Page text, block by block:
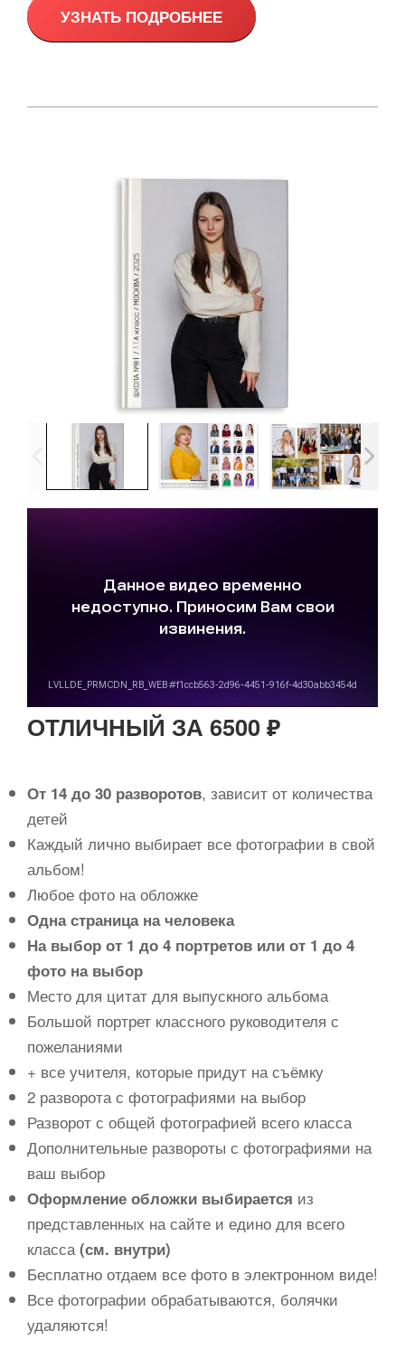
УЗНАТЬ ПОДРОБНЕЕ
ОТЛИЧНЫЙ ЗА 6500 ₽
От 14 до 30 разворотов, зависит от количества
детей
Каждый лично выбирает все фотографии в свой
альбом!
Любое фото на обложке
Одна страница на человека
На выбор от 1 до 4 портретов или от 1 до 4
фото на выбор
Место для цитат для выпускного альбома
Большой портрет классного руководителя с
пожеланиями
+ все учителя, которые придут на съёмку
2 разворота с фотографиями на выбор
Разворот с общей фотографией всего класса
Дополнительные развороты с фотографиями на
ваш выбор
Оформление обложки выбирается из
представленных на сайте и едино для всего
класса(см. внутри)
Бесплатно отдаем все фото в электронном виде!
Все фотографии обрабатываются, болячки
удаляются!